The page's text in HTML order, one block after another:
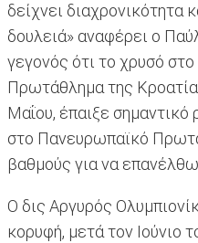
δείχνει διαχρονικότητα
δουλειά» αναφέρει ο
γεγονός ότι το χρυσό
Πρωτάθλημα της
Μαΐου, έπαιξε
στο Πανευρωπαϊκό
βαθμούς για να
Ο δις Αργυρός
κορυφή, μετά τον Ιούνιο